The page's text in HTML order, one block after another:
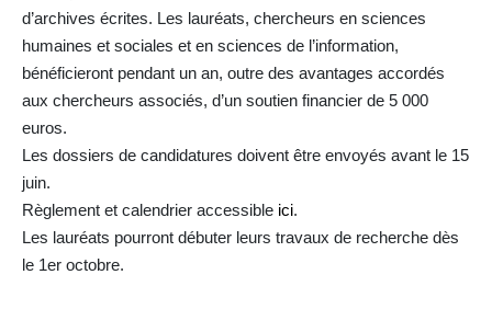
d’archives écrites. Les lauréats, chercheurs en sciences
humaines et sociales et en sciences de l’information,
bénéficieront pendant un an, outre des avantages accordés
aux chercheurs associés, d’un soutien financier de 5 000
euros.
Les dossiers de candidatures doivent être envoyés avant le 15
juin.
Règlement et calendrier accessible ici.
Les lauréats pourront débuter leurs travaux de recherche dès
le 1er octobre.